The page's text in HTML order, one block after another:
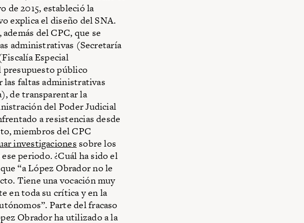
de 2015, estableció la
explica el diseño del SNA.
del CPC, que se
administrativas (Secretaría
Especial
público
las faltas administrativas
de transparentar la
del Poder Judicial
a resistencias desde
miembros del CPC
investigaciones sobre los
periodo. ¿Cuál ha sido el
“a López Obrador no le
Tiene una vocación muy
en toda su crítica y en la
Parte del fracaso
Obrador ha utilizado a la